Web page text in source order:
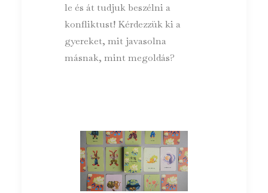
le és át tudjuk beszélni a
konfliktust! Kérdezzük ki a
gyereket, mit javasolna
másnak, mint megoldás?